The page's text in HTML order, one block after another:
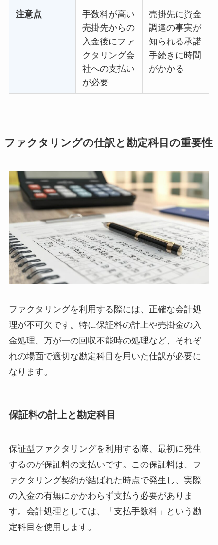
注意点
手数料が高い
売掛先からの
入金後にファ
クタリング会
社への支払い
が必要
売掛先に資金
調達の事実が
知られる承諾
手続きに時間
がかかる
ファクタリングの仕訳と勘定科目の重要性
ファクタリングを利用する際には、正確な会計処
理が不可欠です。特に保証料の計上や売掛金の入
金処理、万が一の回収不能時の処理など、それぞ
れの場面で適切な勘定科目を用いた仕訳が必要に
なります。
保証料の計上と勘定科目
保証型ファクタリングを利用する際、最初に発生
するのが保証料の支払いです。この保証料は、フ
ァクタリング契約が結ばれた時点で発生し、実際
の入金の有無にかかわらず支払う必要がありま
す。会計処理としては、「支払手数料」という勘
定科目を使用します。